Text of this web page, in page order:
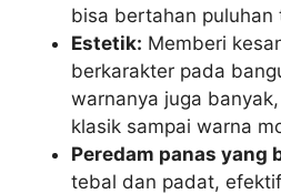
bisa bertahan puluhan
Estetik: Memberi
berkarakter pada
warnanya juga
klasik sampai warna
Peredam panas yang
tebal dan padat,